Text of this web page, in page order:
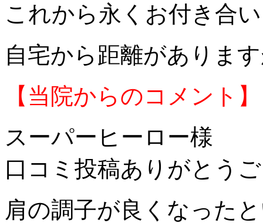
これから永くお付き合
自宅から距離がありま
【当院からのコメント】
スーパーヒーロー様
口コミ投稿ありがとう
肩の調子が良くなった